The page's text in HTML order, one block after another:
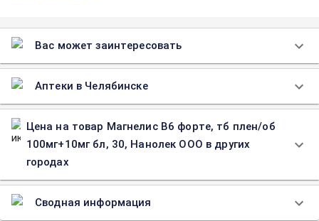
Вас может заинтересовать
Аптеки в Челябинске
Цена на товар Магнелис В6 форте, тб плен/об
100мг+10мг бл, 30, Нанолек ООО в других
городах
Сводная информация